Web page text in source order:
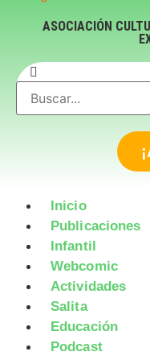
ASOCIACIÓN
Inicio
Publicaciones
Infantil
Webcomic
Actividades
Salita
Educación
Podcast